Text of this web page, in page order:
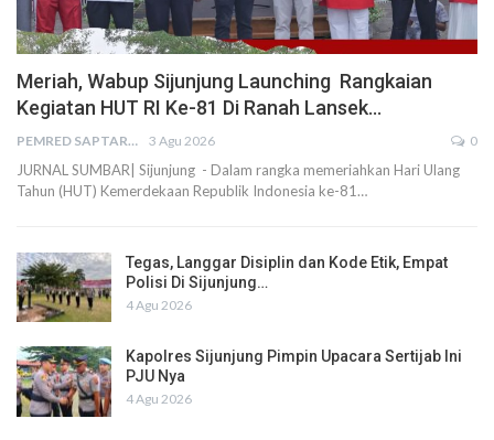
Meriah, Wabup Sijunjung Launching Rangkaian
Kegiatan HUT RI Ke-81 Di Ranah Lansek…
PEMRED SAPTARIUS 3 Agu 2026 0
JURNAL SUMBAR| Sijunjung - Dalam rangka memeriahkan Hari Ulang
Tahun (HUT) Kemerdekaan Republik Indonesia ke-81…
Tegas, Langgar Disiplin dan Kode Etik, Empat
Polisi Di Sijunjung…
4 Agu 2026
Kapolres Sijunjung Pimpin Upacara Sertijab Ini
PJU Nya
4 Agu 2026